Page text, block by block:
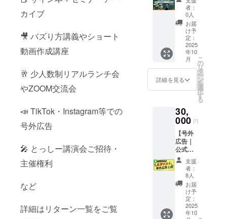
カイブ
🎥 バズり方講義やショート
動画作成講座
🥂 少人数制リアルランチ会
やZOOM交流会
📣 TikTok・Instagram等での
号外広告
🎤 とっしー講演会ご招待・
主催権利
など
詳細はリターン一覧をご覧
バズる
型を学
んで、
自分の
発信に
自信を
持ちた
い 応援
しても
らいな
した
い！ あ
なたの
「はじ
めの一
歩」が
大きな
飛躍に
つなが
るよう
に── 心
を込め
てお届
けしま
実施概
要：120
分×１回
・有効
期限：
2025年
12月31
日迄 ・
受講方
法：オ
ンライ
ン
）を使
用しま
す。
「やっ
てみた
い」の
気持ち
を、確
かな一
歩に変
えるリ
ターン
です あ
なたの
座（2時
間） ・
実施概
要：120
分×１回
・有効
期限：
2025年
12月31
日迄 ・
受講方
法：オ
ン
（Zoom
）を使
用しま
す。
「動画
に挑戦
したい
けど、
自信が
な
い…」
そんな
あなた
につな
がる“関
係性”を
築きた
い ・
フォロ
ワー数
より“信
大切に
したい
ターン
内容
Facebo
ok攻略
講座（2
時間）
・実施
概要：
120分×
１回 ・
有効期
限：
2025年
12月31
数制）
・実施
概要：
90分×１
回 ・有
効期
限：
2025年
日迄 ・
受講方
ン
（Zoom
）を使
用しま
す。 ●
こんな
方にお
すすめ
・SNS
のこと
をもっ
と気軽
に話し
授 ・第
一印象
を上げ
る言動
や見た
目の磨
き方 ・
なぜか
続かな
い…を
善！ ・
とっ
しーの
経験を
もとに
した“モ
テる行
動”の秘
訣を伝
授 ●内
Zoom
セッ
（90
分）を
開催し
ます！
●こんな
ことが
できま
版まで
のリア
を丁寧
に解説
・あな
たの企
画や構
想にワ
ンポイ
ントア
ドバイ
ス ・“出
せる
本”と“
売れる
本”の違
も届い
ていな
い気が
する」
そんな
不安や
悩みに
寄り添
い、仲
間とと
み重ね
ていけ
る8か月
間のオ
ンライ
ンコ
ミュニ
ティで
す。 ●
得られ
ること
・Zoom
や講義
を通し
会（60
分）】
＼ 一人
ひとり
に合っ
た“学び
方”で、
自信が
育つ ／
「勉強
何から
手をつ
いかわ
からな
い」
「頑
張って
いるの
に、成
果が出
ない」
「子ど
もの勉
強をど
う支え
ていい
者：
0人
お届
け予
定：
2025
年10
月
詳細を見る
こ
の
リ
タ
ー
ン
を
選
択
す
る
30,
000 円
【号外
広告｜
公式
LINE
1.5万リ
ストへ1
回配
信】 ＼
SNSで
届かな
い層
支援
者：
8人
お届
け予
定：
2025
年10